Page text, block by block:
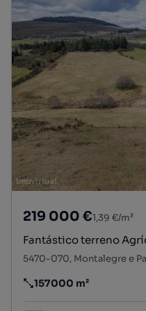
219 000 €1,39 €/m²
Fantástico terreno
5470-070, Montalegre e
Preço por metro
157000 m²